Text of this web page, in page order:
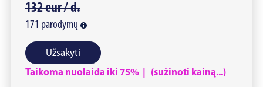
132eur /d.
171 parodymų
Užsakyti
Taikoma nuolaida iki 75% | (sužinoti kainą...)